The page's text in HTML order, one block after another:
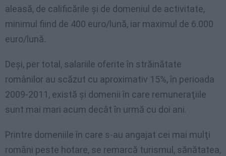
aleasă, de calificările şi de domeniul de activitate,
minimul fiind de 400 euro/lună, iar maximul de 6.000
euro/lună.
Deşi, per total, salariile oferite în străinătate
românilor au scăzut cu aproximativ 15%, în perioada
2009-2011, există şi domenii în care remuneraţiile
sunt mai mari acum decât în urmă cu doi ani.
Printre domeniile în care s-au angajat cei mai mulţi
români peste hotare, se remarcă turismul, sănătatea,